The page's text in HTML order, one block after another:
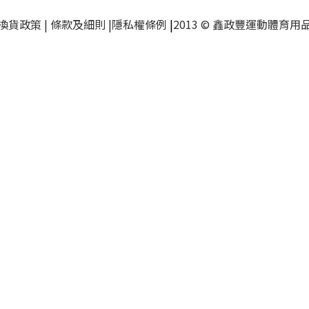
貨政策 | 條款及細則 |隱私權條例 |2013 © 鑫政豐運動體育用